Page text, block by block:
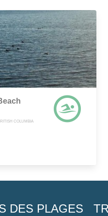
COLUMBIA
DES PLAGES